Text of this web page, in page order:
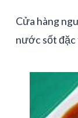
Cửa hàng
nước sốt